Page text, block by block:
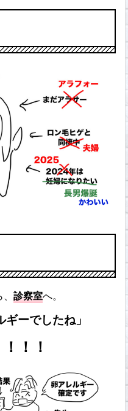
、診察室へ。
ーでしたね」
！！